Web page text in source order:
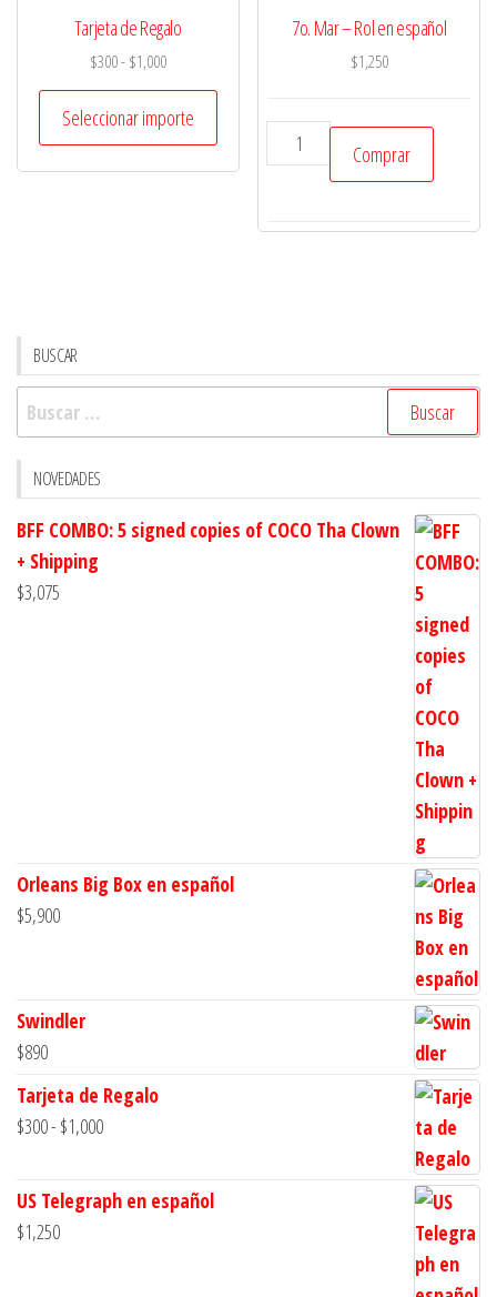
Tarjeta de Regalo
$300-$1,000Rango
de
precios:
desde
$300
Seleccionar importe
7o. Mar – Rol en español
$1,250
7o.
Mar
Rol
Comprar
BUSCAR
Buscar:
NOVEDADES
BFF COMBO: 5 signed copies of COCO Tha Clown
+ Shipping
$3,075
Orleans Big Box en español
$5,900
Swindler
$890
Tarjeta de Regalo
$300- $1,000Rango
precios:
desde
US Telegraph en español
$1,250